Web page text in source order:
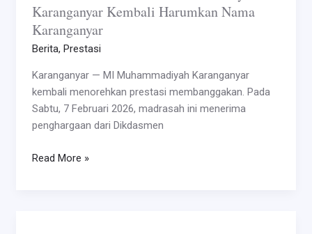
Karanganyar Kembali Harumkan Nama
Karanganyar
Berita, Prestasi
Karanganyar — MI Muhammadiyah Karanganyar
kembali menorehkan prestasi membanggakan. Pada
Sabtu, 7 Februari 2026, madrasah ini menerima
penghargaan dari Dikdasmen
MI
Muhammadiyah
Karanganyar
Harumkan
Nama
Karanganyar
Read More »